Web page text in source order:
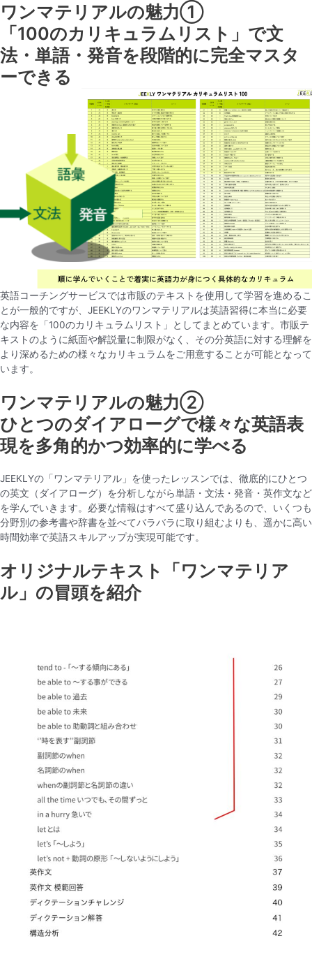
ワンマテリアルの魅力①
「100のカリキュラムリスト」で文
法・単語・発音を段階的に完全マスタ
ーできる​
英語コーチングサービスでは市販のテキストを使用して学習を進めるこ
とが一般的ですが、JEEKLYのワンマテリアルは英語習得に本当に必要
な内容を「100のカリキュラムリスト」としてまとめています。市販テ
キストのように紙面や解説量に制限がなく、その分英語に対する理解を
より深めるための様々なカリキュラムをご用意することが可能となって
います。
ワンマテリアルの魅力②
ひとつのダイアローグで様々な英語表
現を多角的かつ効率的に学べる
JEEKLYの「ワンマテリアル」を使ったレッスンでは、徹底的にひとつ
の英文（ダイアローグ）を分析しながら単語・文法・発音・英作文など
を学んでいきます。必要な情報はすべて盛り込んであるので、いくつも
分野別の参考書や辞書を並べてバラバラに取り組むよりも、遥かに高い
時間効率で英語スキルアップが実現可能です。
オリジナルテキスト「ワンマテリア
ル」の冒頭を紹介